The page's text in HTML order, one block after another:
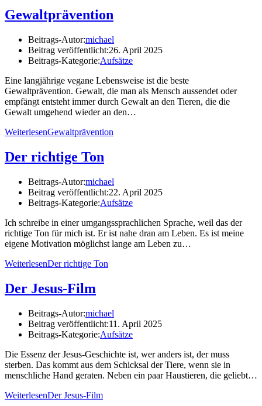
Gewaltprävention
Beitrags-Autor:michael
Beitrag veröffentlicht:26. April 2025
Beitrags-Kategorie:Aufsätze
Eine langjährige vegane Lebensweise ist die beste
Gewaltprävention. Gewalt, die man als Mensch aussendet oder
empfängt entsteht immer durch Gewalt an den Tieren, die die
Gewalt umgehend wieder an den…
WeiterlesenGewaltprävention
Der richtige Ton
Beitrags-Autor:michael
Beitrag veröffentlicht:22. April 2025
Beitrags-Kategorie:Aufsätze
Ich schreibe in einer umgangssprachlichen Sprache, weil das der
richtige Ton für mich ist. Er ist nahe dran am Leben. Es ist meine
eigene Motivation möglichst lange am Leben zu…
WeiterlesenDer richtige Ton
Der Jesus-Film
Beitrags-Autor:michael
Beitrag veröffentlicht:11. April 2025
Beitrags-Kategorie:Aufsätze
Die Essenz der Jesus-Geschichte ist, wer anders ist, der muss
sterben. Das kommt aus dem Schicksal der Tiere, wenn sie in
menschliche Hand geraten. Neben ein paar Haustieren, die geliebt…
WeiterlesenDer Jesus-Film